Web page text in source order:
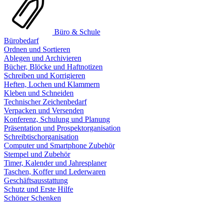
Büro & Schule
Bürobedarf
Ordnen und Sortieren
Ablegen und Archivieren
Bücher, Blöcke und Haftnotizen
Schreiben und Korrigieren
Heften, Lochen und Klammern
Kleben und Schneiden
Technischer Zeichenbedarf
Verpacken und Versenden
Konferenz, Schulung und Planung
Präsentation und Prospektorganisation
Schreibtischorganisation
Computer und Smartphone Zubehör
Stempel und Zubehör
Timer, Kalender und Jahresplaner
Taschen, Koffer und Lederwaren
Geschäftsausstattung
Schutz und Erste Hilfe
Schöner Schenken